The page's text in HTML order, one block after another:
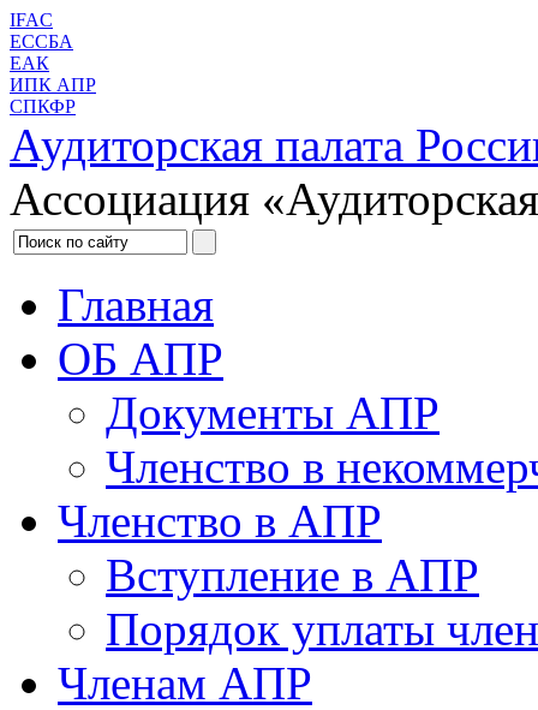
IFAC
ЕССБА
ЕАК
ИПК АПР
СПКФР
Аудиторская палата
Ассоциация
Главная
ОБ АПР
Документы АПР
Членство в
Членство в АПР
Вступление в АПР
Порядок уплаты
Членам АПР